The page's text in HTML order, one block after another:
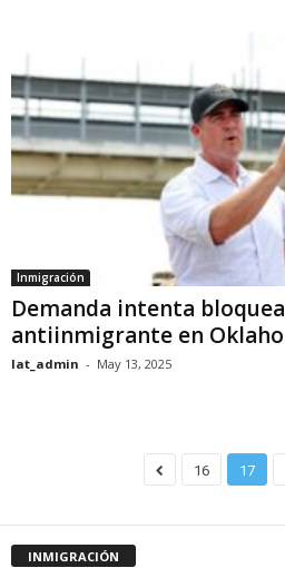
Inmigración
Demanda intenta
antiinmigrante en
lat_admin - May 13, 2025
16 17
INMIGRACIÓN